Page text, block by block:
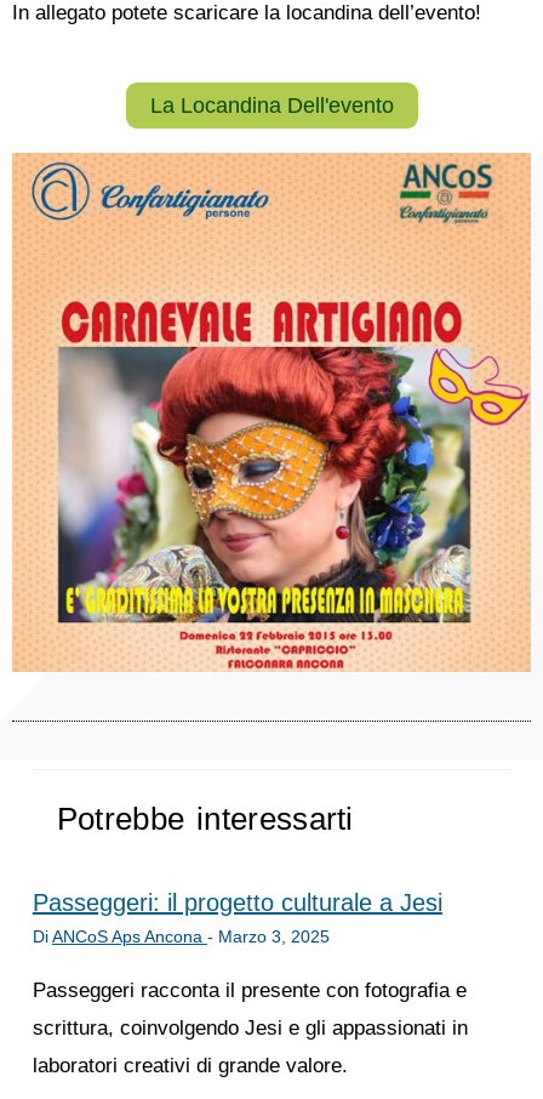
In allegato potete scaricare la locandina dell’evento!
La Locandina Dell'evento
Potrebbe interessarti
Passeggeri: il progetto culturale a Jesi
DiANCoS Aps Ancona - Marzo 3, 2025
Passeggeri racconta il presente con fotografia e
scrittura, coinvolgendo Jesi e gli appassionati in
laboratori creativi di grande valore.